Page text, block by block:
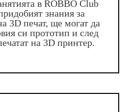
в ROBBO Club
знания за
3D печат, ще могат да
си прототип и след
на 3D принтер.